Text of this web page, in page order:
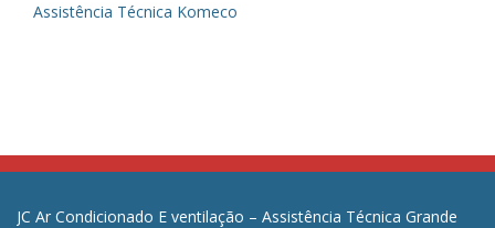
Assistência Técnica Komeco
JC Ar Condicionado E ventilação – Assistência Técnica Grande